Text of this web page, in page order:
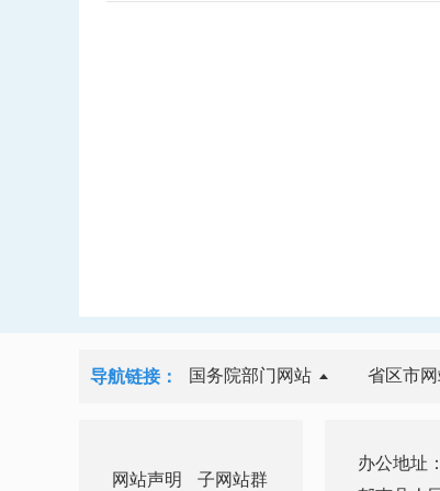
导航链接： 国务院部门网站 省区市
网站声明 子网站群
办公地址